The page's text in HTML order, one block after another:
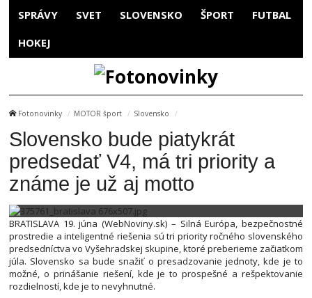
SPRÁVY SVET SLOVENSKO ŠPORT FUTBAL
HOKEJ
Fotonovinky MOTOR šport Slovensko
Slovensko bude piatykrát
predsedať V4, má tri priority a
známe je už aj motto
BRATISLAVA 19. júna (WebNoviny.sk) – Silná Európa, bezpečnostné
prostredie a inteligentné riešenia sú tri priority ročného slovenského
predsedníctva vo Vyšehradskej skupine, ktoré preberieme začiatkom
júla. Slovensko sa bude snažiť o presadzovanie jednoty, kde je to
možné, o prinášanie riešení, kde je to prospešné a rešpektovanie
rozdielností, kde je to nevyhnutné.